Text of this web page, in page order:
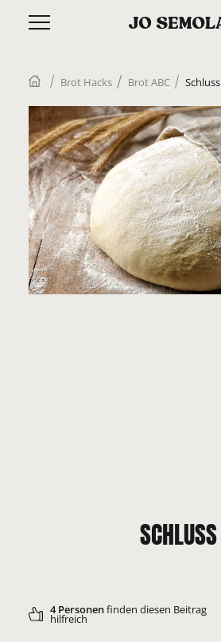
Brot Hacks Brot ABC Schluss
SCHLUSS
4 Personenfinden diesen Beitrag
hilfreich